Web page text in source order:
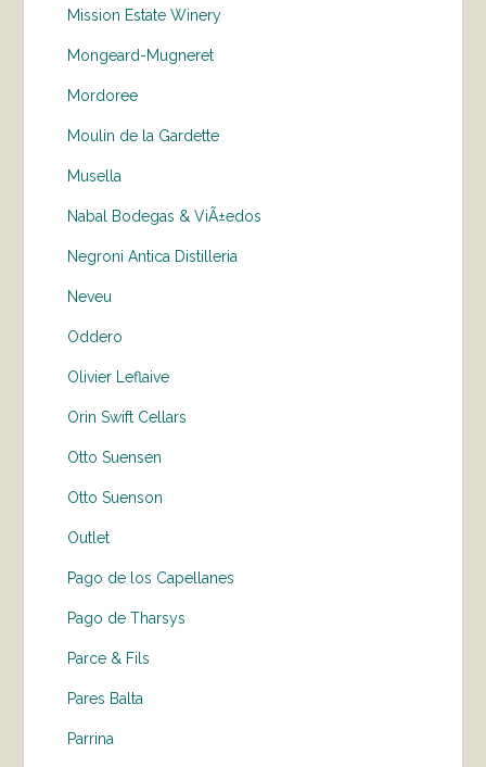
Mission Estate Winery
Mongeard-Mugneret
Mordoree
Moulin de la Gardette
Musella
Nabal Bodegas & ViÃ±edos
Negroni Antica Distilleria
Neveu
Oddero
Olivier Leflaive
Orin Swift Cellars
Otto Suensen
Otto Suenson
Outlet
Pago de los Capellanes
Pago de Tharsys
Parce & Fils
Pares Balta
Parrina